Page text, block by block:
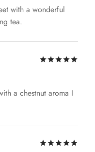
with a wonderful
tea.
a chestnut aroma I